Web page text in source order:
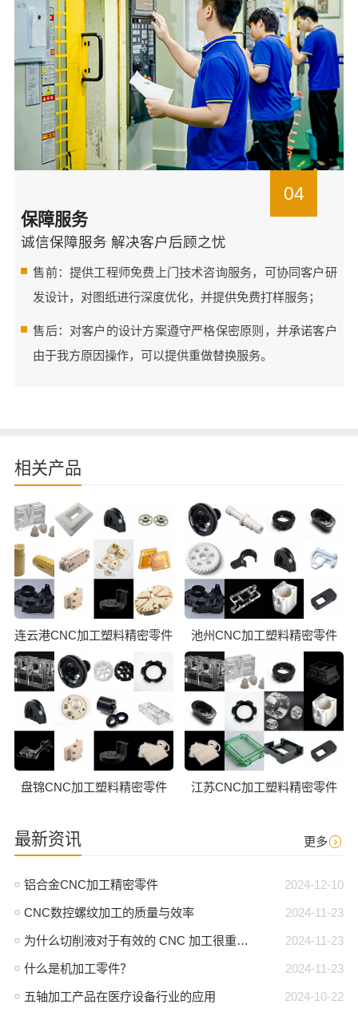
04
保障服务
诚信保障服务 解决客户后顾之忧
售前：提供工程师免费上门技术咨询服务，可协同客户研
发设计，对图纸进行深度优化，并提供免费打样服务；
售后：对客户的设计方案遵守严格保密原则，并承诺客户
由于我方原因操作，可以提供重做替换服务。
相关产品
连云港CNC加工塑料精密零件 池州CNC加工塑料精密零件
盘锦CNC加工塑料精密零件 江苏CNC加工塑料精密零件
最新资讯 更多
2024-12-10
铝合金CNC加工精密零件
2024-11-23
CNC数控螺纹加工的质量与效率
2024-11-23
为什么切削液对于有效的 CNC 加工很重要？
2024-11-23
什么是机加工零件？
2024-10-22
五轴加工产品在医疗设备行业的应用